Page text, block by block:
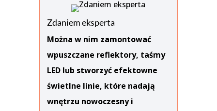
Zdaniem eksperta
Można w nim zamontować
wpuszczane reflektory, taśmy
LED lub stworzyć efektowne
świetlne linie, które nadają
wnętrzu nowoczesny i